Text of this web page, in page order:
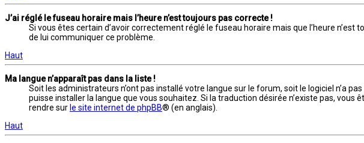
J’ai réglé le fuseau horaire mais l’heure n’est toujours pas correcte !
Si vous êtes certain d’avoir correctement réglé le fuseau horaire mais que l’heure
de lui communiquer ce problème.
Haut
Ma langue n’apparaît pas dans la liste !
Soit les administrateurs n’ont pas installé votre langue sur le forum, soit le logiciel n’a
puisse installer la langue que vous souhaitez. Si la traduction désirée n’existe pas,
rendre surle site internet de phpBB® (en anglais).
Haut